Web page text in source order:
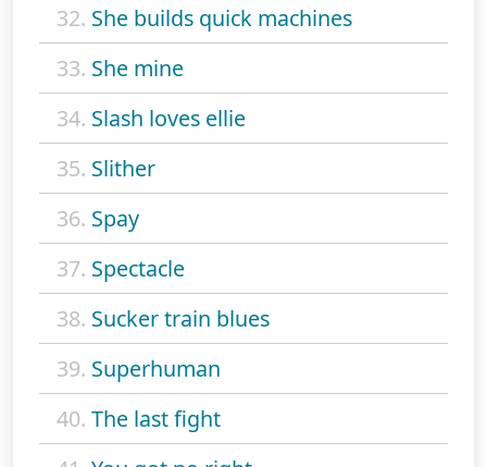
32. She builds quick machines
33. She mine
34. Slash loves ellie
35. Slither
36. Spay
37. Spectacle
38. Sucker train blues
39. Superhuman
40. The last fight